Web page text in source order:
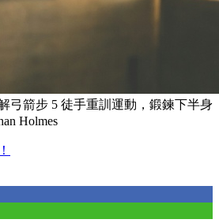
弓箭步 5 徒手重訓運動，鍛鍊下半身
Holmes